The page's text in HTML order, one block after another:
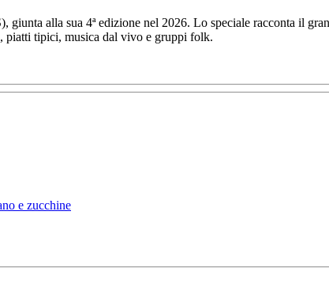
alla sua 4ª edizione nel 2026. Lo speciale racconta il
piatti tipici, musica dal vivo e gruppi folk.
e zucchine